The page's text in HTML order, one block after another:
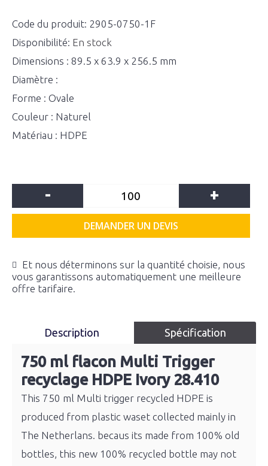
Code du produit: 2905-0750-1F
Disponibilité: En stock
Dimensions : 89.5 x 63.9 x 256.5 mm
Diamètre :
Forme : Ovale
Couleur : Naturel
Matériau : HDPE
- +
DEMANDER UN DEVIS
Et nous déterminons sur la quantité choisie, nous
vous garantissons automatiquement une meilleure
offre tarifaire.
Description Spécification
750 ml flacon Multi Trigger
recyclage HDPE Ivory 28.410
This 750 ml Multi trigger recycled HDPE is
produced from plastic waset collected mainly in
The Netherlans. becaus its made from 100% old
bottles, this new 100% recycled bottle may not